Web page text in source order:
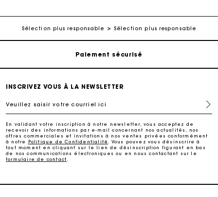
Sélection plus responsable Sélection plus responsable
Livraison à domicile offerte sous 2 à 3 jours ouvrés.
Paiement sécurisé
Paiement sécurisé
INSCRIVEZ VOUS À LA NEWSLETTER
Veuillez saisir votre courriel ici
En validant votre inscription à notre newsletter, vous acceptez de
recevoir des informations par e-mail concernant nos actualités, nos
offres commerciales et invitations à nos ventes privées conformément
à notre
Politique de Confidentialité . Vous pouvez vous désinscrire à
tout moment en cliquant sur le lien de désinscription figurant en bas
de nos communications électroniques ou en nous contactant sur le
formulaire de contact.